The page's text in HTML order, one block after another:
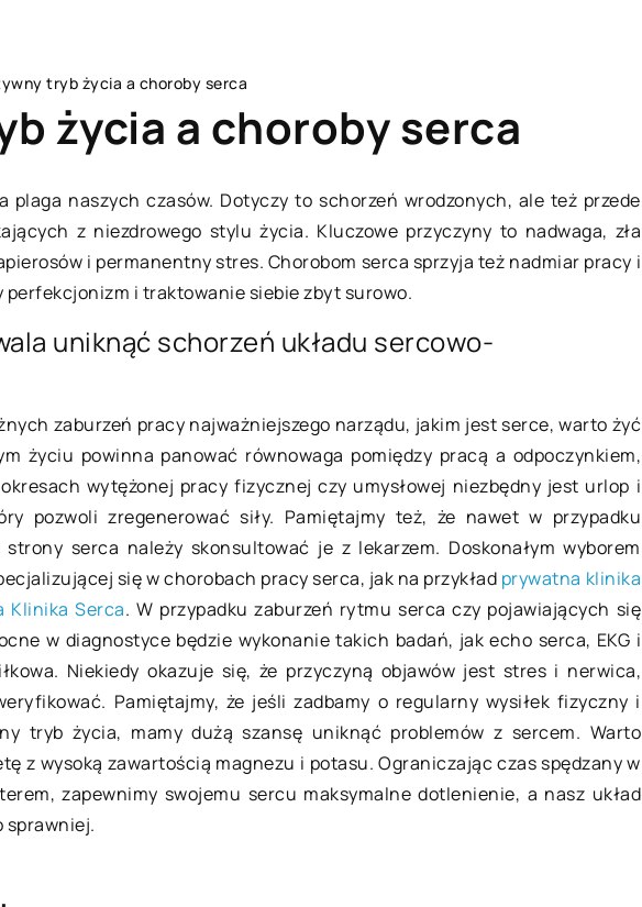
tryb życia a choroby serca
życia a choroby serca
plaga naszych czasów. Dotyczy to schorzeń wrodzonych, ale też przede
z niezdrowego stylu życia. Kluczowe przyczyny to nadwaga, zła
i permanentny stres. Chorobom serca sprzyja też nadmiar pracy i
perfekcjonizm i traktowanie siebie zbyt surowo.
uniknąć schorzeń układu sercowo-
zaburzeń pracy najważniejszego narządu, jakim jest serce, warto żyć
życiu powinna panować równowaga pomiędzy pracą a odpoczynkiem,
wytężonej pracy fizycznej czy umysłowej niezbędny jest urlop i
pozwoli zregenerować siły. Pamiętajmy też, że nawet w przypadku
serca należy skonsultować je z lekarzem. Doskonałym wyborem
się w chorobach pracy serca, jak na przykład prywatna klinika
Klinika Serca. W przypadku zaburzeń rytmu serca czy pojawiających się
w diagnostyce będzie wykonanie takich badań, jak echo serca, EKG i
Niekiedy okazuje się, że przyczyną objawów jest stres i nerwica,
Pamiętajmy, że jeśli zadbamy o regularny wysiłek fizyczny i
tryb życia, mamy dużą szansę uniknąć problemów z sercem. Warto
z wysoką zawartością magnezu i potasu. Ograniczając czas spędzany w
zapewnimy swojemu sercu maksymalne dotlenienie, a nasz układ
sprawniej.
maja 2021
czy z pomocą
– jak czyścić
to udogodnienie, które
chłodzeniem, dba o czystość
w naszym domu.
jej skutecznego
jest regularne czyszczenie
BRANŻA BUDOWLANA
20 czerwca 2022
Kiedy warto skorzystać z pomocy
architekta?
Jeśli budujesz nowy dom lub
przeprowadzasz przebudowę,
prawdopodobnie masz pytania
dotyczące tego, jakich materiałów
użyć, gdzie umieścić armaturę i jak
[…]